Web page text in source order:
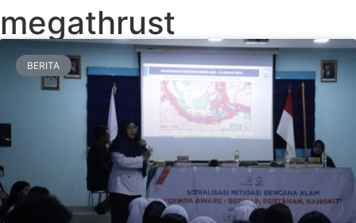
megathrust
BERITA